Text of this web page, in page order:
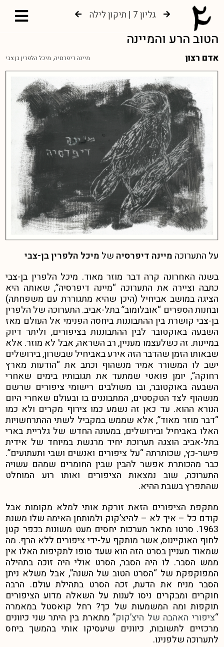
גליון 7 | תיקון לילה
הטוב הרע והמיינה
אדם רצון מיינה דיפרסיה, מיכל הלפרין בן צבי
על התערוכה מיינה דיפרסיה של מיכל הלפרין בן-צבי
בשנה האחרונה קרה דבר מוזר מאוד. מיכל הלפרין בן-צבי
כתבה וציירה את התערוכה “מיינה דיפרסיה”, שאותה היא
הציגה במושב אביחיל (היכן שהיא מתגוררת עם משפחתה)
ובחנות הספרים “אובלומוב” בתל-אביב. התערוכה של הלפרין
בן-צבי קושרת בין ההתבוננות ביחסה הפנימי אל העולם מאז
השבעה באוקטובר לבין ההתבוננות בציפורים, וליתר דיוק
במיינות. זה כשלעצמו מעניין, רב השראה, אבל לא מוזר. אלא
שבאותו הזמן שהדבר הזה אירע באביחיל שבשרון, בירושלים
ישב לו המשורר אמיר מנשהוף וכתב את “הודעות מארץ
רחוקה”, יומן פואטי שמתעד את תגובותיו בימים שאחרי
השבעה באוקטובר, ובו משולבים רישומי ציפורים שרשם
מנשהוף לצד הטקסטים, המתבוננים בו ובעולם שאחרי היום
הנורא ההוא. עד כאן זה נשמע כמו צירוף מקרים ולא כמו
“דבר מוזר מאוד”, אלא שממש במקביל לשתי ההתרחשויות
האלו באביחיל ובירושלים, במעונה החדש של גלריית בארי
בתל-אביב הוצגה תערוכת יחיד מרגשת במיוחד של אידית
פישר-כץ, שכותרתה “על ציפורים ואנשים ושבי ותעתועים”.
כבר מהכותרת אפשר להבין שבין החומרים שמהם עשויה
התערוכה, שוב נמצאות הציפורים ואותו רוע המוחלט
שהתפרץ בשבת ההיא.
מתקפת הציפורים הזאת זורקת אותי למלא מקומות אבל
קודם כל – איך לא – להיצ’קוק ולמותחן האימה שלו משנת
1963. סרטו מתאר מערכות יחסים מעט משונות בכפר קטן
לחוף האוקיינוס, אשר מותקף על-ידי ציפורים ללא הרף. מה
שמאוד מעניין בסרט הזה הוא שעד סופו לתקיפות האלו אין
ממש הסבר. לו היה הסבר, הסרט אולי היה זוכה בתהילה
המפוקפקת של “הסרט הטוב של השנה”, אבל משלא ניתן
הסבר מניח את הדעת, זכה הסרט בתהילת עולם. הרבה
חוקרים ומבקרים ניסו לענות על השאלה מדוע הציפורים
תוקפות ומה המשמעות של כך? רחל קואסטל במאמרה
“ציפורי האהבה של היצ’קוק” מתארת בין היתר שני כיוונים
מרכזיים לתשובות, כיוונים שיעסיקו אותי בהמשך ביחס
לתערוכה שלפנינו.